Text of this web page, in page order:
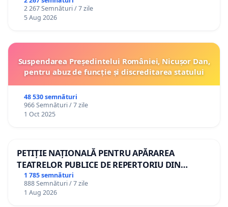
2 267 Semnături / 7 zile
5 Aug 2026
Suspendarea Președintelui României, Nicușor Dan,
pentru abuz de funcție și discreditarea statului
48 530 semnături
966 Semnături / 7 zile
1 Oct 2025
PETIȚIE NAȚIONALĂ PENTRU APĂRAREA
TEATRELOR PUBLICE DE REPERTORIU DIN
ROMÂNIA
1 785 semnături
888 Semnături / 7 zile
1 Aug 2026